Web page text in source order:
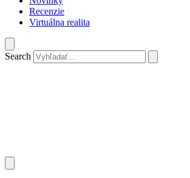
Recenzie
Virtuálna realita
Search